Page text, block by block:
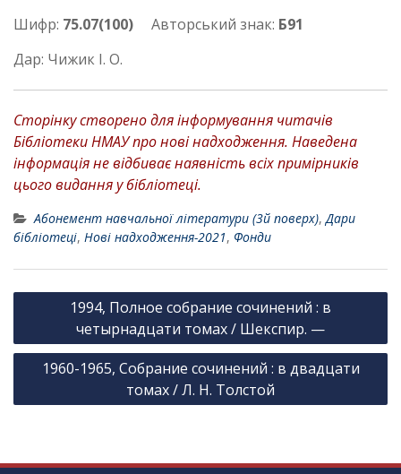
Шифр: 75.07(100) Авторський знак: Б91
Дар: Чижик І. О.
Сторінку створено для інформування читачів
Бібліотеки НМАУ про нові надходження. Наведена
інформація не відбиває наявність всіх примірників
цього видання у бібліотеці.
Абонемент навчальної літератури (3й поверх),Дари
бібліотеці, Нові надходження-2021, Фонди
Н
в
г
ц
1994, Полное собрание сочинений : в
четырнадцати томах / Шекспир. —
1960-1965, Собрание сочинений : в двадцати
томах / Л. Н. Толстой